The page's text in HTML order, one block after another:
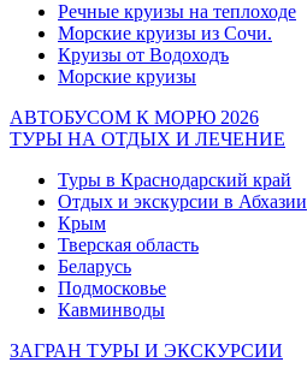
Речные круизы на теплоходе
Морские круизы из Сочи.
Круизы от Водоходъ
Морские круизы
АВТОБУСОМ К МОРЮ 2026
ТУРЫ НА ОТДЫХ И ЛЕЧЕНИЕ
Туры в Краснодарский край
Отдых и экскурсии в Абхазии
Крым
Тверская область
Беларусь
Подмосковье
Кавминводы
ЗАГРАН ТУРЫ И ЭКСКУРСИИ